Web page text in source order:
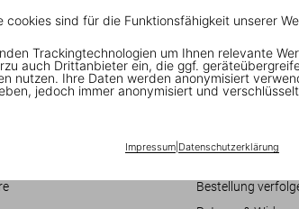
cookies sind für die Funktionsfähigkeit unserer
Trackingtechnologien um Ihnen relevante
auch Drittanbieter ein, die ggf.
nutzen. Ihre Daten werden anonymisiert
jedoch immer anonymisiert und
Impressum| Datenschutzerklärung
The History of Men’s
Bestellung